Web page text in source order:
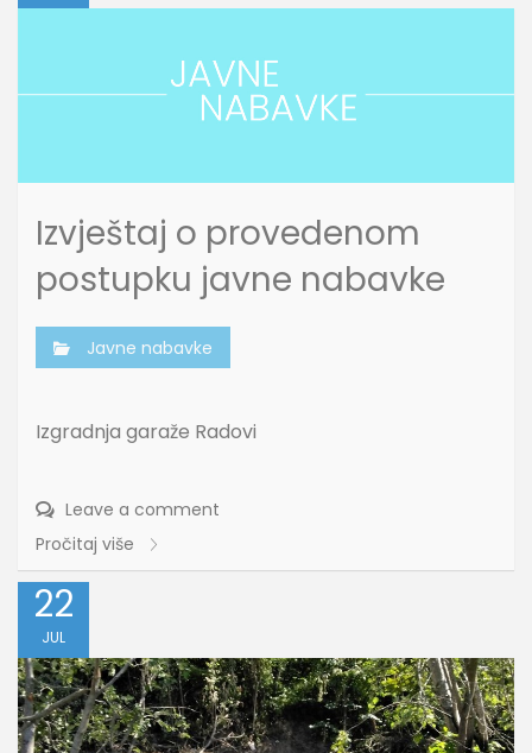
Izvještaj o provedenom
postupku javne nabavke
Javne nabavke
Izgradnja garaže Radovi
Leave a comment
Pročitaj više
22
JUL